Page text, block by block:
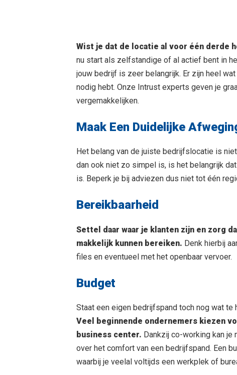
Wist je dat de locatie al voor één derde
nu start als zelfstandige of al actief bent in
jouw bedrijf is zeer belangrijk. Er zijn heel
nodig hebt. Onze Intrust experts geven je
vergemakkelijken.
Maak Een Duidelijke
Het belang van de juiste bedrijfslocatie is
dan ook niet zo simpel is, is het belangrijk
is. Beperk je bij adviezen dus niet tot één
Bereikbaarheid
Settel daar waar je klanten zijn en zorg
makkelijk kunnen bereiken. Denk hierbij
files en eventueel met het openbaar vervoer.
Budget
Staat een eigen bedrijfspand toch nog wat te
Veel beginnende ondernemers kiezen
business center. Dankzij co-working kan
over het comfort van een bedrijfspand. Een
waarbij je veelal voltijds een werkplek of